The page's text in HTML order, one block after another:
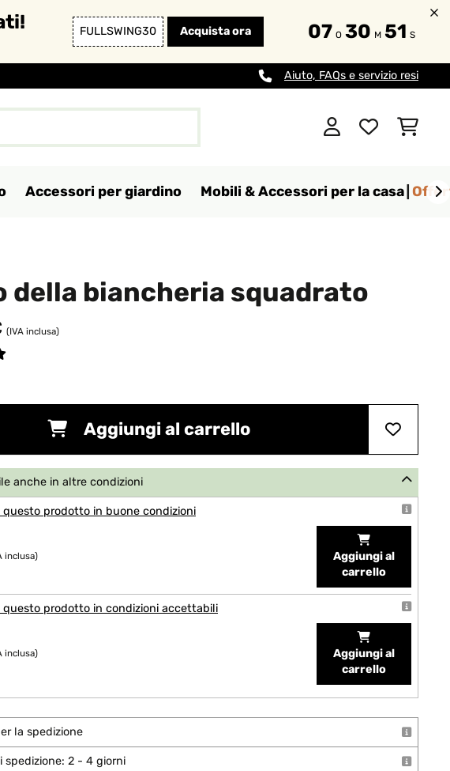
FULLSWING30 Acquista ora 07 O 30 M 49 S
Aiuto, FAQs e servizio resi
Accessori per giardino Mobili & Accessori per la casa
della biancheria squadrato
(IVA inclusa)
Aggiungi al carrello
anche in altre condizioni
prodotto in buone condizioni
inclusa)
Aggiungi al
carrello
questo prodotto in condizioni accettabili
inclusa)
Aggiungi al
carrello
la spedizione
spedizione: 2 - 4 giorni